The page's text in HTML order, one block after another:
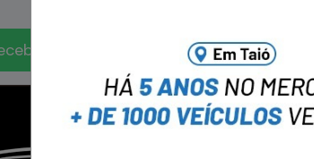
no WhatsApp notícias do Portal OBV.